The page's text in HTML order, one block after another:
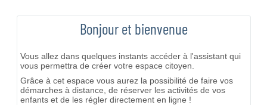
Bonjour et bienvenue
Vous allez dans quelques instants accéder à l'assistant qui
vous permettra de créer votre espace citoyen.
Grâce à cet espace vous aurez la possibilité de faire vos
démarches à distance, de réserver les activités de vos
enfants et de les régler directement en ligne !